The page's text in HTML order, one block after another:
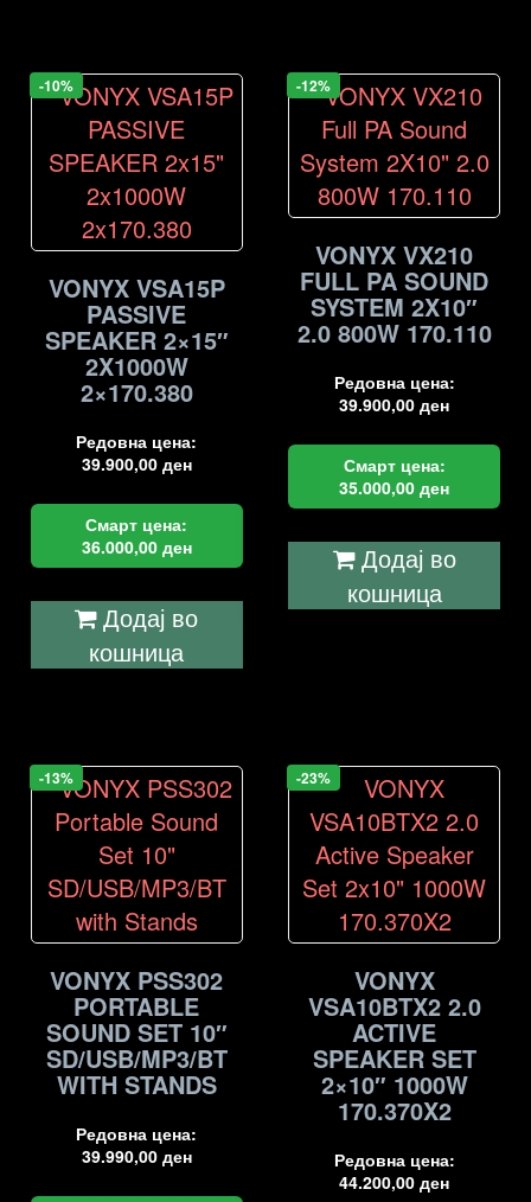
-10%
VONYX VSA15P
PASSIVE
SPEAKER 2×15″
2X1000W
2×170.380
Редовна цена:
39.900,00 ден
Смарт цена:
36.000,00 ден
Додај во
кошница
-12%
VONYX VX210
FULL PA SOUND
SYSTEM 2X10″
2.0 800W 170.110
Редовна цена:
39.900,00ден
Смарт цена:
35.000,00ден
Додај во
кошница
-13%
VONYX PSS302
PORTABLE
SOUND SET 10″
SD/USB/MP3/BT
WITH STANDS
Редовна цена:
39.990,00 ден
-23%
VONYX
VSA10BTX2 2.0
ACTIVE
SPEAKER SET
2×10″ 1000W
170.370X2
Редовна цена:
44.200,00ден